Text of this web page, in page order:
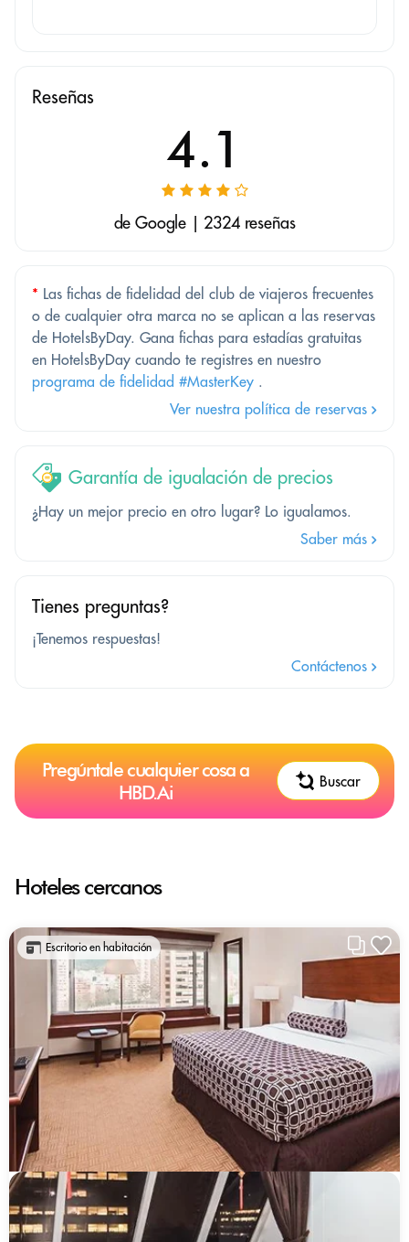
Reseñas
4.1
de Google | 2324 reseñas
* Las fichas de fidelidad del club de viajeros frecuentes
o de cualquier otra marca no se aplican a las reservas
de HotelsByDay. Gana fichas para estadías gratuitas
en HotelsByDay cuando te registres en nuestro
programa de fidelidad #MasterKey .
Ver nuestra política de reservas
Garantía de igualación de precios
¿Hay un mejor precio en otro lugar? Lo igualamos.
Saber más
Tienes preguntas?
¡Tenemos respuestas!
Contáctenos
Pregúntale cualquier cosa a
HBD.Ai
Buscar
Hoteles cercanos
Escritorio en habitación